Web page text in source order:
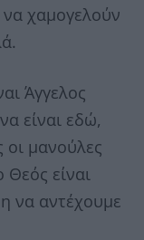
χαμογελούν
Άγγελος
είναι εδώ,
μανούλες
είναι
να αντέχουμε